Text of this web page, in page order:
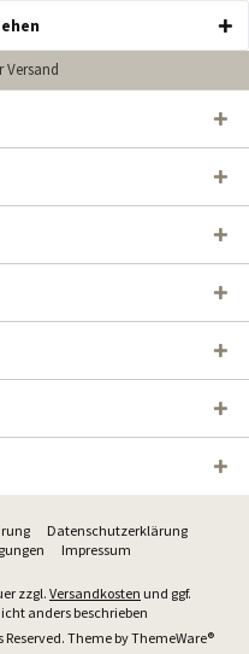
Versand
Datenschutzerklärung
Impressum
zzgl.Versandkosten und ggf.
anders beschrieben
Reserved. Theme byThemeWare®